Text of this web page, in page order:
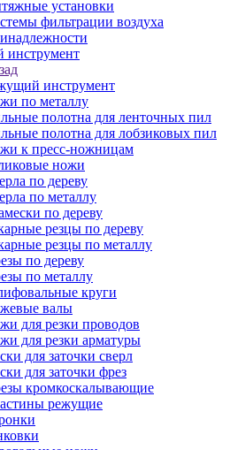
установки
фильтрации воздуха
инструмент
инструмент
по металлу
полотна для ленточных пил
полотна для лобзиковых пил
к пресс-ножницам
ножи
по дереву
по металлу
по дереву
резцы по дереву
резцы по металлу
по дереву
по металлу
круги
валы
для резки проводов
для резки арматуры
для заточки сверл
для заточки фрез
кромкоскалывающие
режущие